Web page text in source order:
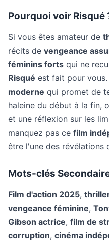
Pourquoi voir Risqué
Si vous êtes amateur de
récits de vengeance
féminins forts qui ne
Risqué est fait pour
moderne qui promet de
haleine du début à la fin,
et une réflexion sur les
manquez pas ce film
être l'une des révélations
Mots-clés
Film d'action 2025,
vengeance féminine,
Gibson actrice, film de
corruption, cinéma